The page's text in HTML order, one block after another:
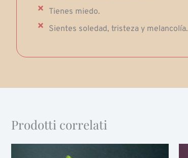
Tienes miedo.
Sientes soledad, tristeza y melancolía.
Prodotti correlati